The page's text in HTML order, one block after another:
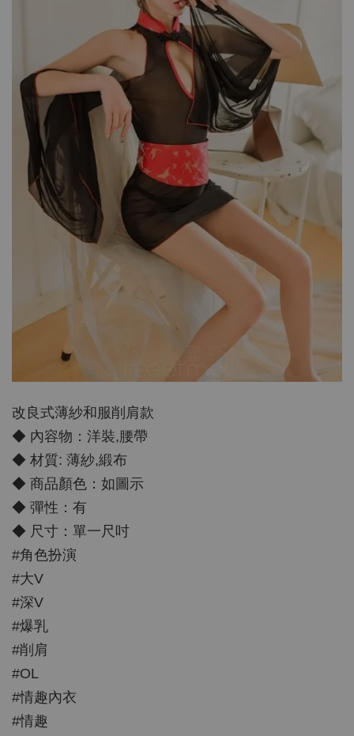
改良式薄紗和服削肩款
◆ 內容物：洋裝,腰帶
◆ 材質: 薄紗,緞布
◆ 商品顏色：如圖示
◆ 彈性：有
◆ 尺寸：單一尺吋
#角色扮演
#大V
#深V
#爆乳
#削肩
#OL
#情趣內衣
#情趣